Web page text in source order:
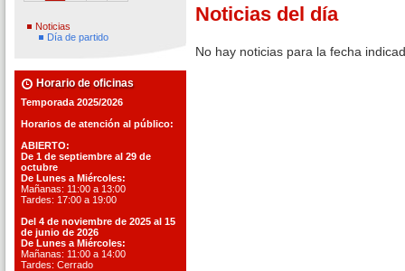
Noticias
Día de partido
Horario de oficinas
Temporada 2025/2026
Horarios de atención al público:
ABIERTO:
De 1 de septiembre al 29 de
octubre
De Lunes a Miércoles:
Mañanas: 11:00 a 13:00
Tardes: 17:00 a 19:00
Del 4 de noviembre de 2025 al 15
de junio de 2026
De Lunes a Miércoles:
Mañanas: 11:00 a 14:00
Tardes: Cerrado
Noticias del día
No hay noticias para la fecha